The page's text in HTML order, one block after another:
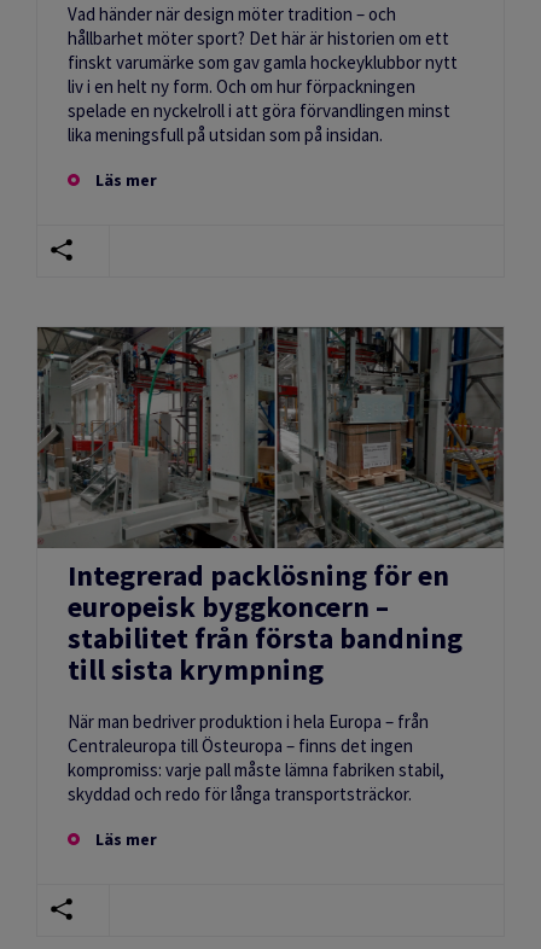
Vad händer när design möter tradition – och
hållbarhet möter sport? Det här är historien om ett
finskt varumärke som gav gamla hockeyklubbor nytt
liv i en helt ny form. Och om hur förpackningen
spelade en nyckelroll i att göra förvandlingen minst
lika meningsfull på utsidan som på insidan.
Läs mer
Integrerad packlösning för en
europeisk byggkoncern –
stabilitet från första bandning
till sista krympning
När man bedriver produktion i hela Europa – från
Centraleuropa till Östeuropa – finns det ingen
kompromiss: varje pall måste lämna fabriken stabil,
skyddad och redo för långa transportsträckor.
Läs mer